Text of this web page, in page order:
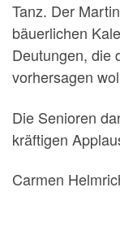
Tanz. Der
bäuerlichen
Deutungen, die
vorhersagen
Die Senioren
kräftigen
Carmen